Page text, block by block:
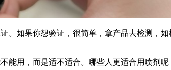
。如果你想验证，很简单，拿产品去检测，
能用，而是适不适合。哪些人更适合用喷剂